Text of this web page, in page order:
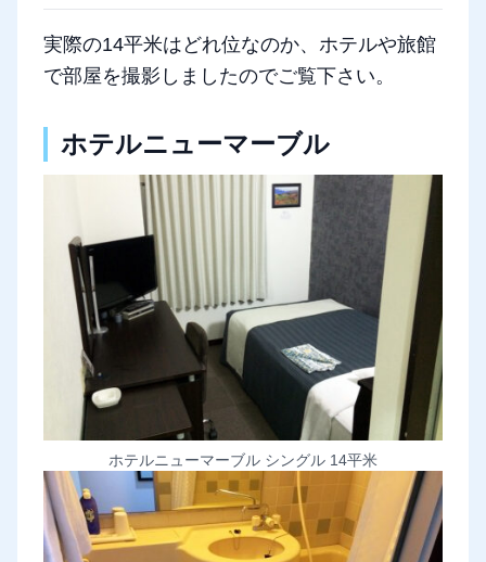
実際の14平米はどれ位なのか、ホテルや旅館
で部屋を撮影しましたのでご覧下さい。
ホテルニューマーブル
ホテルニューマーブル シングル 14平米